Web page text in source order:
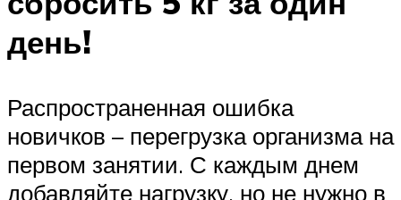
день!
Распространенная ошибка
новичков – перегрузка организма на
первом занятии. С каждым днем
добавляйте нагрузку, но не нужно в